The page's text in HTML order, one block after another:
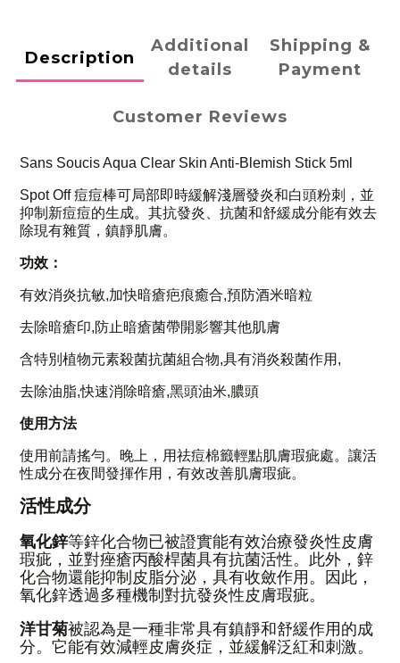
Description
Additional
details
Shipping &
Payment
Customer Reviews
Sans Soucis Aqua Clear Skin Anti-Blemish Stick 5ml
Spot Off 痘痘棒可局部即時緩解淺層發炎和白頭粉刺，並
抑制新痘痘的生成。其抗發炎、抗菌和舒緩成分能有效去
除現有雜質，鎮靜肌膚。
功效：
有效消炎抗敏,加快暗瘡疤痕癒合,預防酒米暗粒
去除暗瘡印,防止暗瘡菌帶開影響其他肌膚
含特別植物元素殺菌抗菌組合物,具有消炎殺菌作用,
去除油脂,快速消除暗瘡,黑頭油米,膿頭
使用方法
使用前請搖勻。晚上，用祛痘棉籤輕點肌膚瑕疵處。讓活
性成分在夜間發揮作用，有效改善肌膚瑕疵。
活性成分
氧化鋅等鋅化合物已被證實能有效治療發炎性皮膚
瑕疵，並對痤瘡丙酸桿菌具有抗菌活性。此外，鋅
化合物還能抑制皮脂分泌，具有收斂作用。因此，
氧化鋅透過多種機制對抗發炎性皮膚瑕疵。
洋甘菊被認為是一種非常具有鎮靜和舒緩作用的成
分。它能有效減輕皮膚炎症，並緩解泛紅和刺激。